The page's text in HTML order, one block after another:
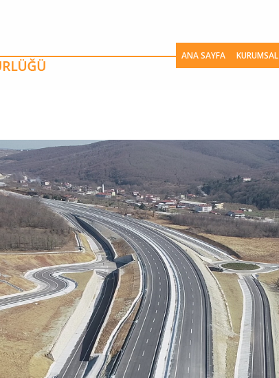
ANA SAYFA KURUMSAL